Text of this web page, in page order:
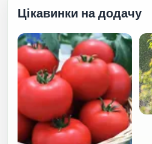
Цікавинки на додачу